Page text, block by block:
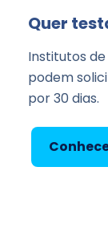
Quer
Institutos
podem
por 30 dias.